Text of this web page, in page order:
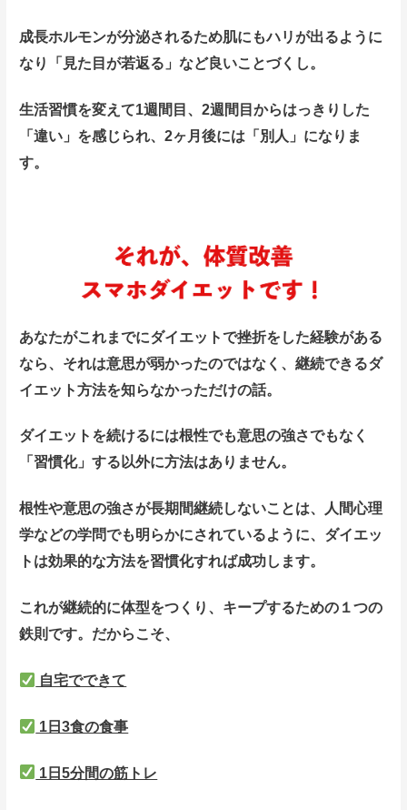
成長ホルモンが分泌されるため肌にもハリが出るように
なり「見た目が若返る」など良いことづくし。
生活習慣を変えて1週間目、2週間目からはっきりした
「違い」を感じられ、2ヶ月後には「別人」になりま
す。
あなたがこれまでにダイエットで挫折をした経験がある
なら、それは意思が弱かったのではなく、継続できるダ
イエット方法を知らなかっただけの話。
ダイエットを続けるには根性でも意思の強さでもなく
「習慣化」する以外に方法はありません。
根性や意思の強さが長期間継続しないことは、人間心理
学などの学問でも明らかにされているように、ダイエッ
トは効果的な方法を習慣化すれば成功します。
これが継続的に体型をつくり、キープするための１つの
鉄則です。だからこそ、
自宅でできて
1日3食の食事
1日5分間の筋トレ